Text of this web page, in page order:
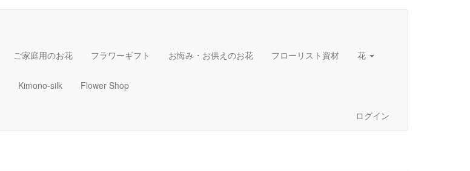
ご家庭用のお花 フラワーギフト お悔み・お供えのお花 フローリスト資材 花
Kimono-silk Flower Shop
ログイン